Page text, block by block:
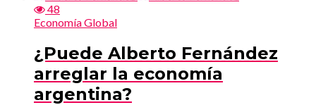
48
Economía Global
¿Puede Alberto Fernández
arreglar la economía
argentina?